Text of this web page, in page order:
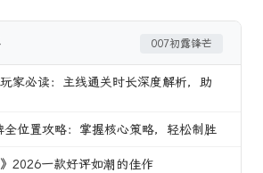
007初露锋芒
家必读：主线通关时长深度解析，助
位置攻略：掌握核心策略，轻松制胜
2026一款好评如潮的佳作